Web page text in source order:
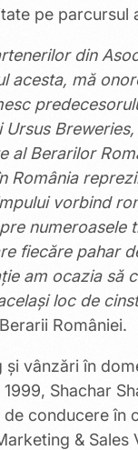
pe parcursul
din
acesta, mă
al Berarilor
România
vorbind
numeroasele
fiecăre pahar
am ocazia să
loc de
României.
vânzări în
Shachar
conducere în
& Sales